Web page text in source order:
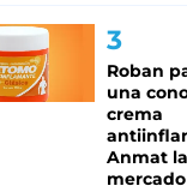
Roban
una
crema
Anmat
mercado